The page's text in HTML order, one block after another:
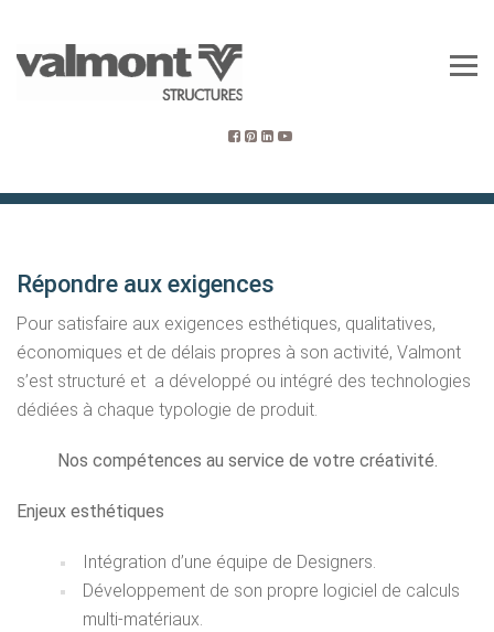
Répondre aux exigences
Pour satisfaire aux exigences esthétiques, qualitatives,
économiques et de délais propres à son activité, Valmont
s’est structuré et a développé ou intégré des technologies
dédiées à chaque typologie de produit.
Nos compétences au service de votre créativité.
Enjeux esthétiques
Intégration d’une équipe de Designers.
Développement de son propre logiciel de calculs
multi-matériaux.